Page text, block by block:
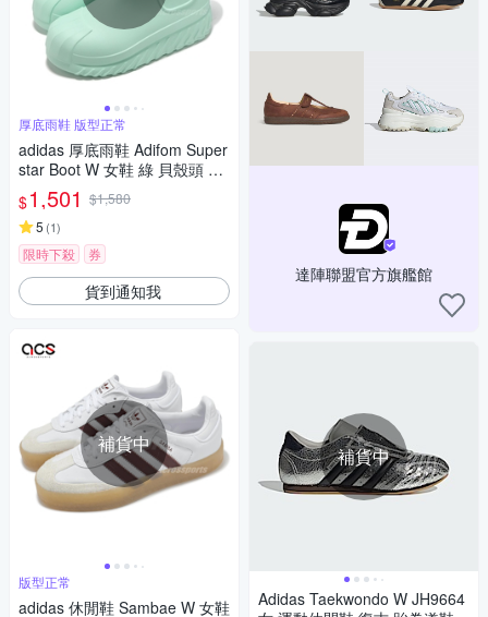
厚底雨鞋 版型正常
adidas 厚底雨鞋 Adifom Super
star Boot W 女鞋 綠 貝殼頭 厚
底 膠鞋 愛迪達 IE0391
$1,501 $1,580
5 (1)
限時下殺 券
貨到通知我
補貨中
版型正常
adidas 休閒鞋 Sambae W 女鞋
達陣聯盟官方旗艦館
補貨中
Adidas Taekwondo W JH9664